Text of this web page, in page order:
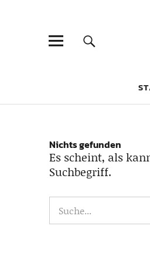
Nichts gefunden
Es scheint, als
Suchbegriff.